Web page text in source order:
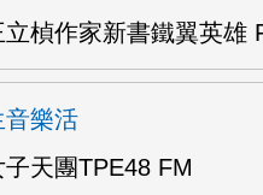
立楨作家新書鐵翼英雄
音樂活
子天團TPE48 FM